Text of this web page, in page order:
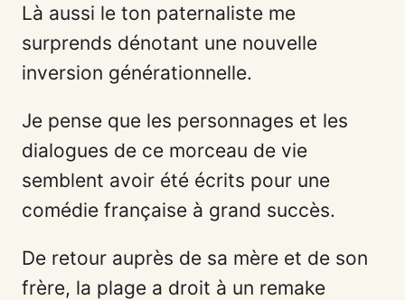
Là aussi le ton paternaliste me
surprends dénotant une nouvelle
inversion générationnelle.
Je pense que les personnages et les
dialogues de ce morceau de vie
semblent avoir été écrits pour une
comédie française à grand succès.
De retour auprès de sa mère et de son
frère, la plage a droit à un remake